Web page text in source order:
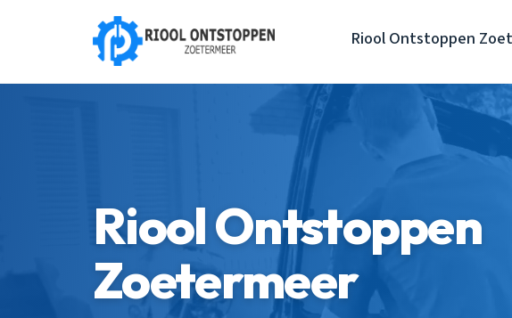
Riool Ontstoppen
Riool Ontstoppen
Zoetermeer